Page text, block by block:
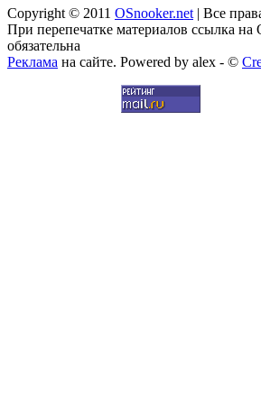
Copyright © 2011 OSnooker.net| Все
При перепечатке материалов ссылка на
обязательна
Реклама на сайте. Powered by alex - ©